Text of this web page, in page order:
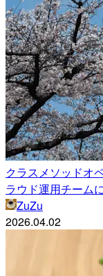
クラスメソッドオ
ラウド運用チーム
ZuZu
2026.04.02